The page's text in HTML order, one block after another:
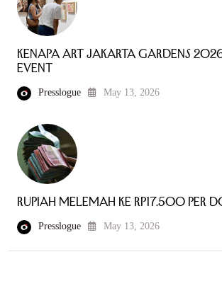
Kenapa Art Jakarta Gardens
Event
Presslogue May 13, 2026
Rupiah Melemah ke Rp17.500 per
Presslogue May 13, 2026